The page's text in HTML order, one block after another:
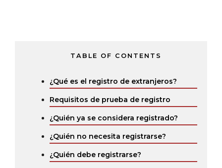
TABLE OF CONTENTS
¿Qué es el registro de extranjeros?
Requisitos de prueba de registro
¿Quién ya se considera registrado?
¿Quién no necesita registrarse?
¿Quién debe registrarse?